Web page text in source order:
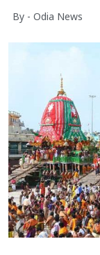
By - Odia News